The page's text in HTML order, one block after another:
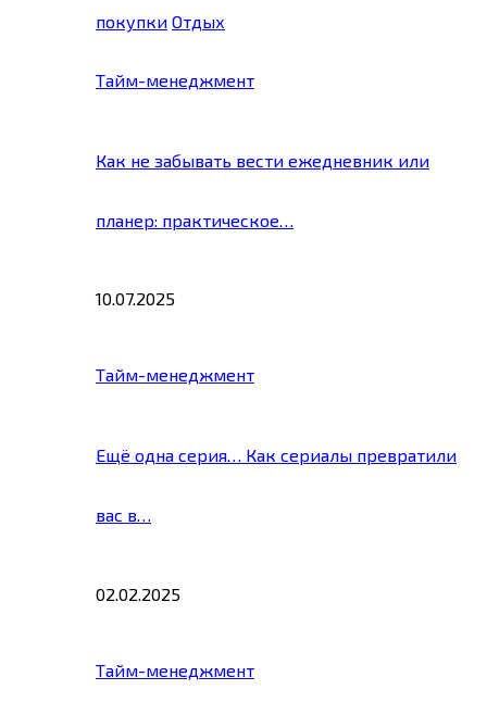
покупки Отдых
Тайм-менеджмент
Как не забывать вести ежедневник или
планер: практическое…
10.07.2025
Тайм-менеджмент
Ещё одна серия… Как сериалы превратили
вас в…
02.02.2025
Тайм-менеджмент